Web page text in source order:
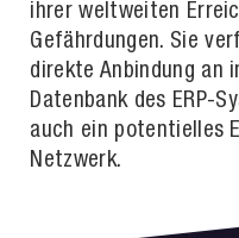
ihrer weltweiten
Gefährdungen. Sie
direkte Anbindung an
Datenbank des ERP-
auch ein potentielles
Netzwerk.